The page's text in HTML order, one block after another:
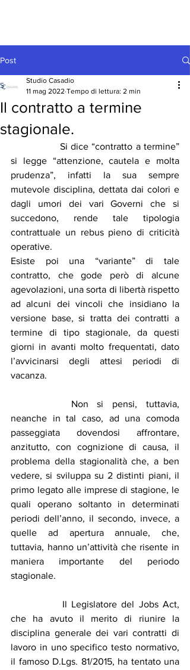
Post
Il contratto a termine
stagionale.
Studio Casadio
11 mag 2022 Tempo di lettura: 2 min
si legge “attenzione, cautela e molta
prudenza”, infatti la sua sempre
mutevole disciplina, dettata dai colori e
dagli umori dei vari Governi che si
succedono, rende tale tipologia
contrattuale un rebus pieno di criticità
operative.
Esiste poi una “variante” di tale
contratto, che gode però di alcune
agevolazioni, una sorta di libertà rispetto
ad alcuni dei vincoli che insidiano la
versione base, si tratta dei contratti a
termine di tipo stagionale, da questi
giorni in avanti molto frequentati, dato
l’avvicinarsi degli attesi periodi di
vacanza.
neanche in tal caso, ad una comoda
passeggiata dovendosi affrontare,
anzitutto, con cognizione di causa, il
problema della stagionalità che, a ben
vedere, si sviluppa su 2 distinti piani, il
primo legato alle imprese di stagione, le
quali operano soltanto in determinati
periodi dell’anno, il secondo, invece, a
quelle ad apertura annuale, che,
tuttavia, hanno un’attività che risente in
maniera importante del periodo
stagionale.
che ha avuto il merito di riunire la
disciplina generale dei vari contratti di
lavoro in uno specifico testo normativo,
il famoso D.Lgs. 81/2015, ha tentato una